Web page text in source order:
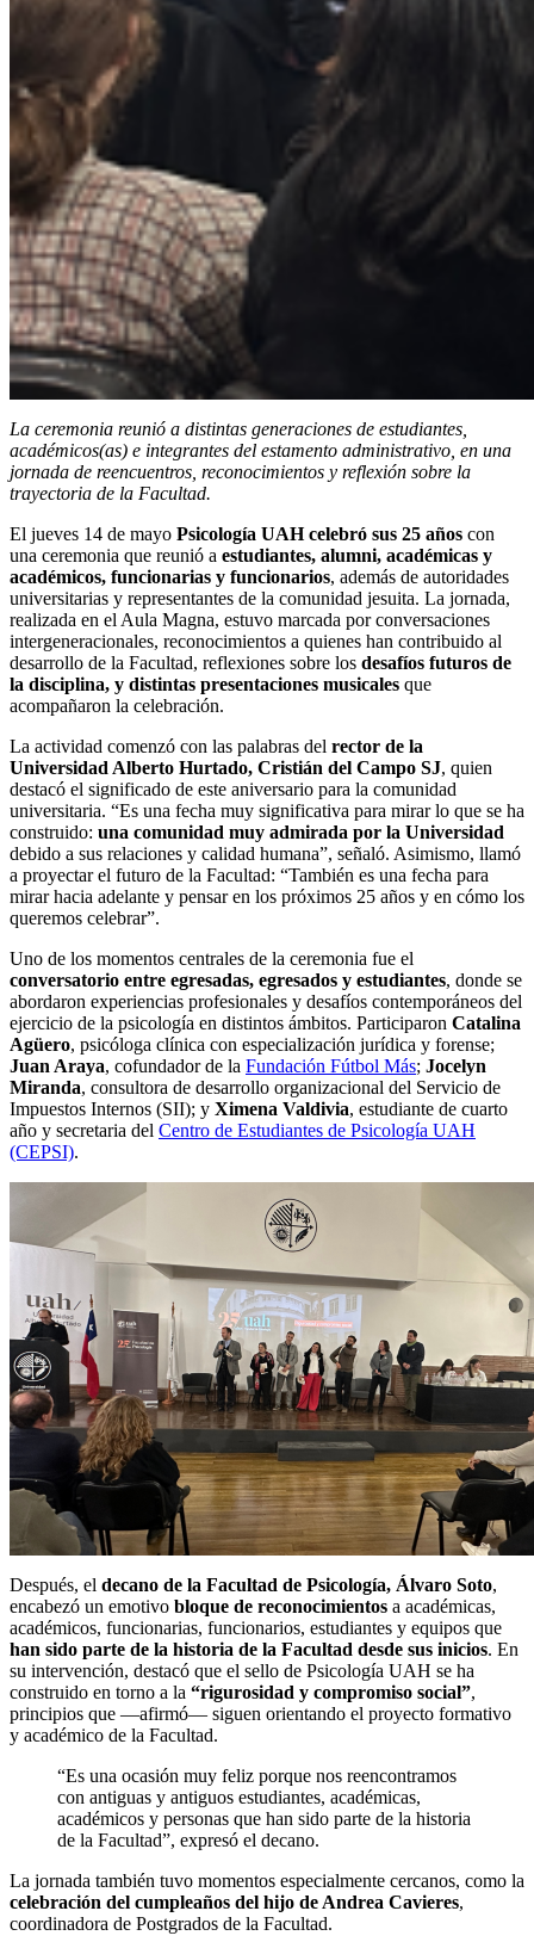
La ceremonia reunió a distintas generaciones de estudiantes,
académicos(as) e integrantes del estamento administrativo, en una
jornada de reencuentros, reconocimientos y reflexión sobre la
trayectoria de la Facultad.
El jueves 14 de mayo Psicología UAH celebró sus 25 años con
una ceremonia que reunió a estudiantes, alumni, académicas y
académicos, funcionarias y funcionarios, además de autoridades
universitarias y representantes de la comunidad jesuita. La jornada,
realizada en el Aula Magna, estuvo marcada por conversaciones
intergeneracionales, reconocimientos a quienes han contribuido al
desarrollo de la Facultad, reflexiones sobre los desafíos futuros de
la disciplina, y distintas presentaciones musicales que
acompañaron la celebración.
La actividad comenzó con las palabras del rector de la
Universidad Alberto Hurtado, Cristián del Campo SJ, quien
destacó el significado de este aniversario para la comunidad
universitaria. “Es una fecha muy significativa para mirar lo que se ha
construido: una comunidad muy admirada por la Universidad
debido a sus relaciones y calidad humana”, señaló. Asimismo, llamó
a proyectar el futuro de la Facultad: “También es una fecha para
mirar hacia adelante y pensar en los próximos 25 años y en cómo los
queremos celebrar”.
Uno de los momentos centrales de la ceremonia fue el
conversatorio entre egresadas, egresados y estudiantes, donde se
abordaron experiencias profesionales y desafíos contemporáneos del
ejercicio de la psicología en distintos ámbitos. Participaron Catalina
Agüero, psicóloga clínica con especialización jurídica y forense;
Juan Araya, cofundador de la Fundación Fútbol Más; Jocelyn
Miranda, consultora de desarrollo organizacional del Servicio de
Impuestos Internos (SII); y Ximena Valdivia, estudiante de cuarto
año y secretaria del Centro de Estudiantes de Psicología UAH
(CEPSI).
Después, el decano de la Facultad de Psicología, Álvaro Soto,
encabezó un emotivo bloque de reconocimientos a académicas,
académicos, funcionarias, funcionarios, estudiantes y equipos que
han sido parte de la historia de la Facultad desde sus inicios. En
su intervención, destacó que el sello de Psicología UAH se ha
construido en torno a la “rigurosidad y compromiso social”,
principios que —afirmó— siguen orientando el proyecto formativo
y académico de la Facultad.
“Es una ocasión muy feliz porque nos reencontramos
con antiguas y antiguos estudiantes, académicas,
académicos y personas que han sido parte de la historia
de la Facultad”, expresó el decano.
La jornada también tuvo momentos especialmente cercanos, como la
celebración del cumpleaños del hijo de Andrea Cavieres,
coordinadora de Postgrados de la Facultad.